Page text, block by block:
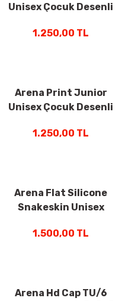
Unisex Çocuk Desenli
94171238
1.250,00 TL
Arena Print Junior
Unisex Çocuk Desenli
94171233
1.250,00 TL
Arena Flat Silicone
Snakeskin Unisex
Snakeskin Yeşil
1.500,00 TL
Arena Hd Cap TU/6